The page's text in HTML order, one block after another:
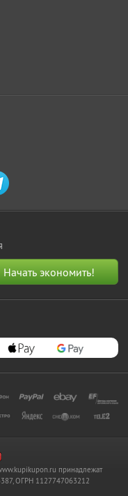
принадлежат
ОГРН 1127747063212